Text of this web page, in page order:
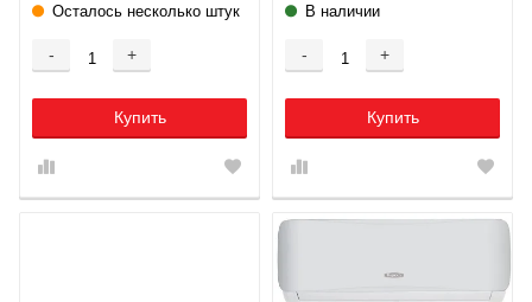
Осталось несколько штук
- +
Купить
В наличии
- +
Купить